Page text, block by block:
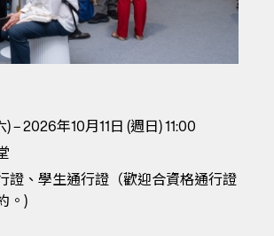
– 2026年10月11日 (週日) 11:00
證、學生通行證（歡迎合資格通行證
。)